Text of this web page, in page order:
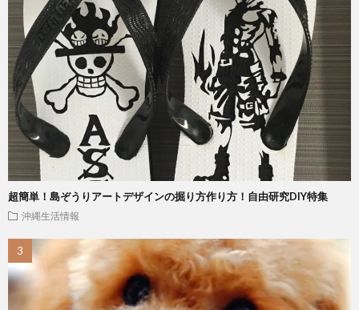
超簡単！島ぞうりアートデザインの掘り方作り方！自由研究DIY特集
沖縄生活情報